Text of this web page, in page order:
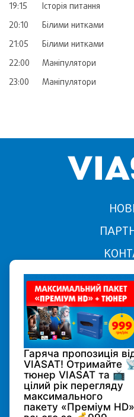
19:15
Історія питання
20:10
Білими нитками
21:05
Білими нитками
22:00
Маніпулятори
23:00
Маніпулятори
ПОЛІТИКА
068
050
093